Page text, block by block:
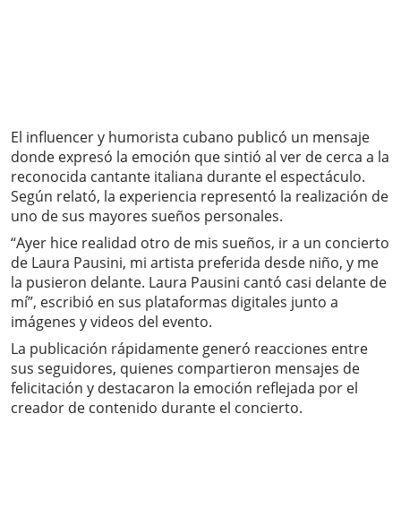
El influencer y humorista cubano publicó un mensaje
donde expresó la emoción que sintió al ver de cerca a la
reconocida cantante italiana durante el espectáculo.
Según relató, la experiencia representó la realización de
uno de sus mayores sueños personales.
“Ayer hice realidad otro de mis sueños, ir a un concierto
de Laura Pausini, mi artista preferida desde niño, y me
la pusieron delante. Laura Pausini cantó casi delante de
mí”, escribió en sus plataformas digitales junto a
imágenes y videos del evento.
La publicación rápidamente generó reacciones entre
sus seguidores, quienes compartieron mensajes de
felicitación y destacaron la emoción reflejada por el
creador de contenido durante el concierto.